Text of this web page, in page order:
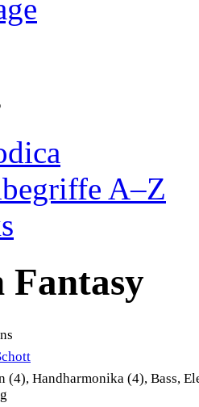
A–Z
Fantasy
(4), Handharmonika (4), Bass,